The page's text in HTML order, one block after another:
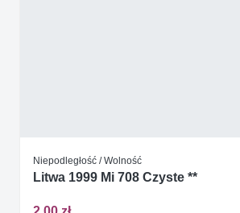
Niepodległość / Wolność
Litwa 1999 Mi 708 Czyste **